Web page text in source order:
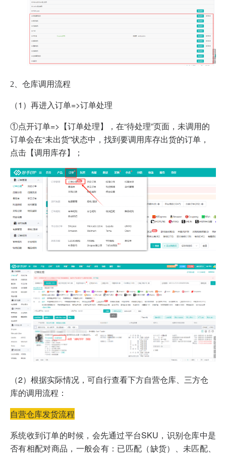
2、 仓库调用流程
（1）再进入订单=>订单处理
①点开订单=>【订单处理】，在“待处理”页面，未调用的
订单会在“未出货”状态中，找到要调用库存出货的订单，
点击【调用库存】；
（2）根据实际情况，可自行查看下方自营仓库、三方仓
库的调用流程：
自营仓库发货流程
系统收到订单的时候，会先通过平台SKU，识别仓库中是
否有相配对商品，一般会有：已匹配（缺货）、未匹配、